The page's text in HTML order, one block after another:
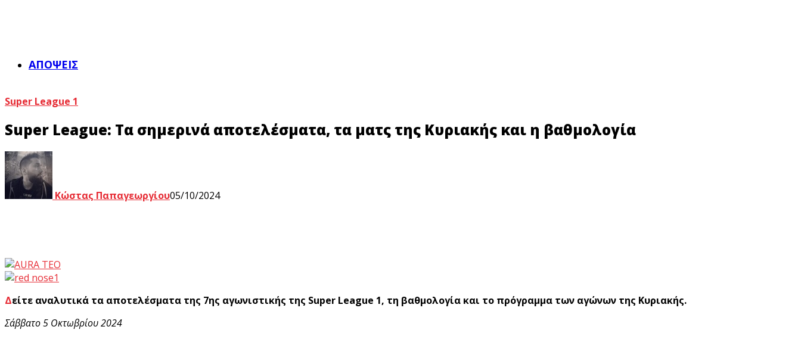
ΑΠΌΨΕΙΣ
Super League 1
Super League: Τα σημερινά αποτελέσματα, τα ματς της Κυριακής και η βαθμολογία
Κώστας Παπαγεωργίου05/10/2024
Δείτε αναλυτικά τα αποτελέσματα της 7ης αγωνιστικής της Super League 1, τη βαθμολογία και το πρόγραμμα των αγώνων της Κυριακής.
Σάββατο 5 Οκτωβρίου 2024